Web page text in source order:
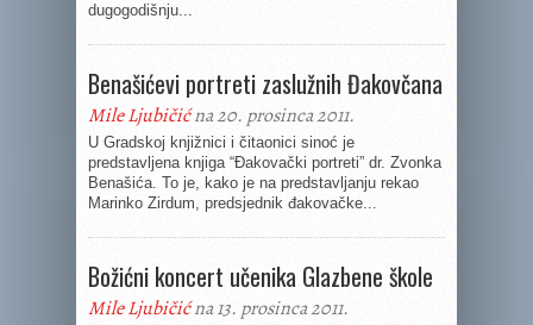
dugogodišnju...
Benašićevi portreti zaslužnih Đakovčana
Mile Ljubičićna 20. prosinca 2011.
U Gradskoj knjižnici i čitaonici sinoć je
predstavljena knjiga “Đakovački portreti” dr. Zvonka
Benašića. To je, kako je na predstavljanju rekao
Marinko Zirdum, predsjednik đakovačke...
Božićni koncert učenika Glazbene škole
Mile Ljubičićna 13. prosinca 2011.